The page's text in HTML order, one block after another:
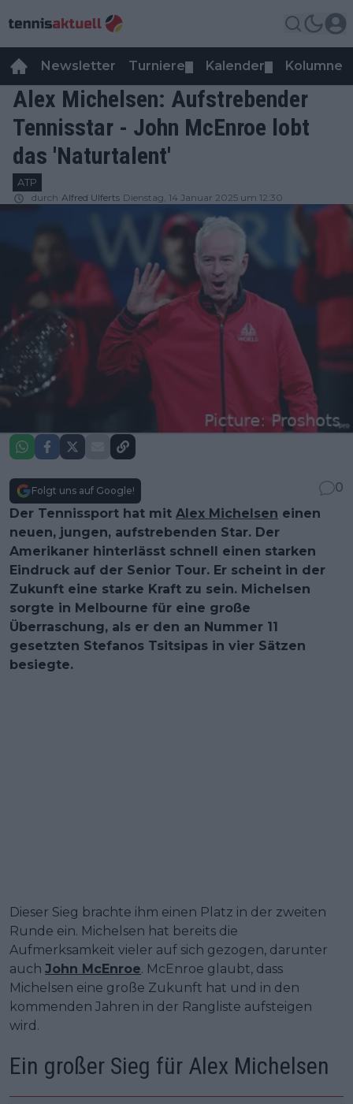
Newsletter Turniere Kalender Kolumnen
Alex Michelsen: Aufstrebender
Tennisstar - John McEnroe lobt
das 'Naturtalent'
ATP
durch Alfred Ulferts Dienstag, 14 Januar 2025 um 12:30
Folgt uns auf Google!
0
Der Tennissport hat mit Alex Michelsen einen
neuen, jungen, aufstrebenden Star. Der
Amerikaner hinterlässt schnell einen starken
Eindruck auf der Senior Tour. Er scheint in der
Zukunft eine starke Kraft zu sein. Michelsen
sorgte in Melbourne für eine große
Überraschung, als er den an Nummer 11
gesetzten Stefanos Tsitsipas in vier Sätzen
besiegte.
Dieser Sieg brachte ihm einen Platz in der zweiten
Runde ein. Michelsen hat bereits die
Aufmerksamkeit vieler auf sich gezogen, darunter
auch John McEnroe. McEnroe glaubt, dass
Michelsen eine große Zukunft hat und in den
kommenden Jahren in der Rangliste aufsteigen
wird.
Ein großer Sieg für Alex Michelsen